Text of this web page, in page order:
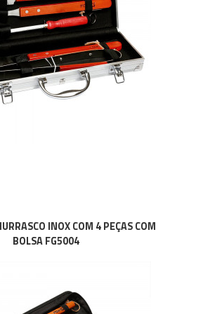
INOX COM 4 PEÇAS COM
BOLSA FG5004